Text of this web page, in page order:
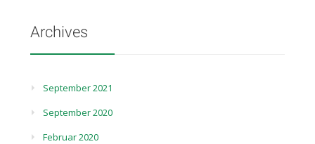
Archives
September 2021
September 2020
Februar 2020